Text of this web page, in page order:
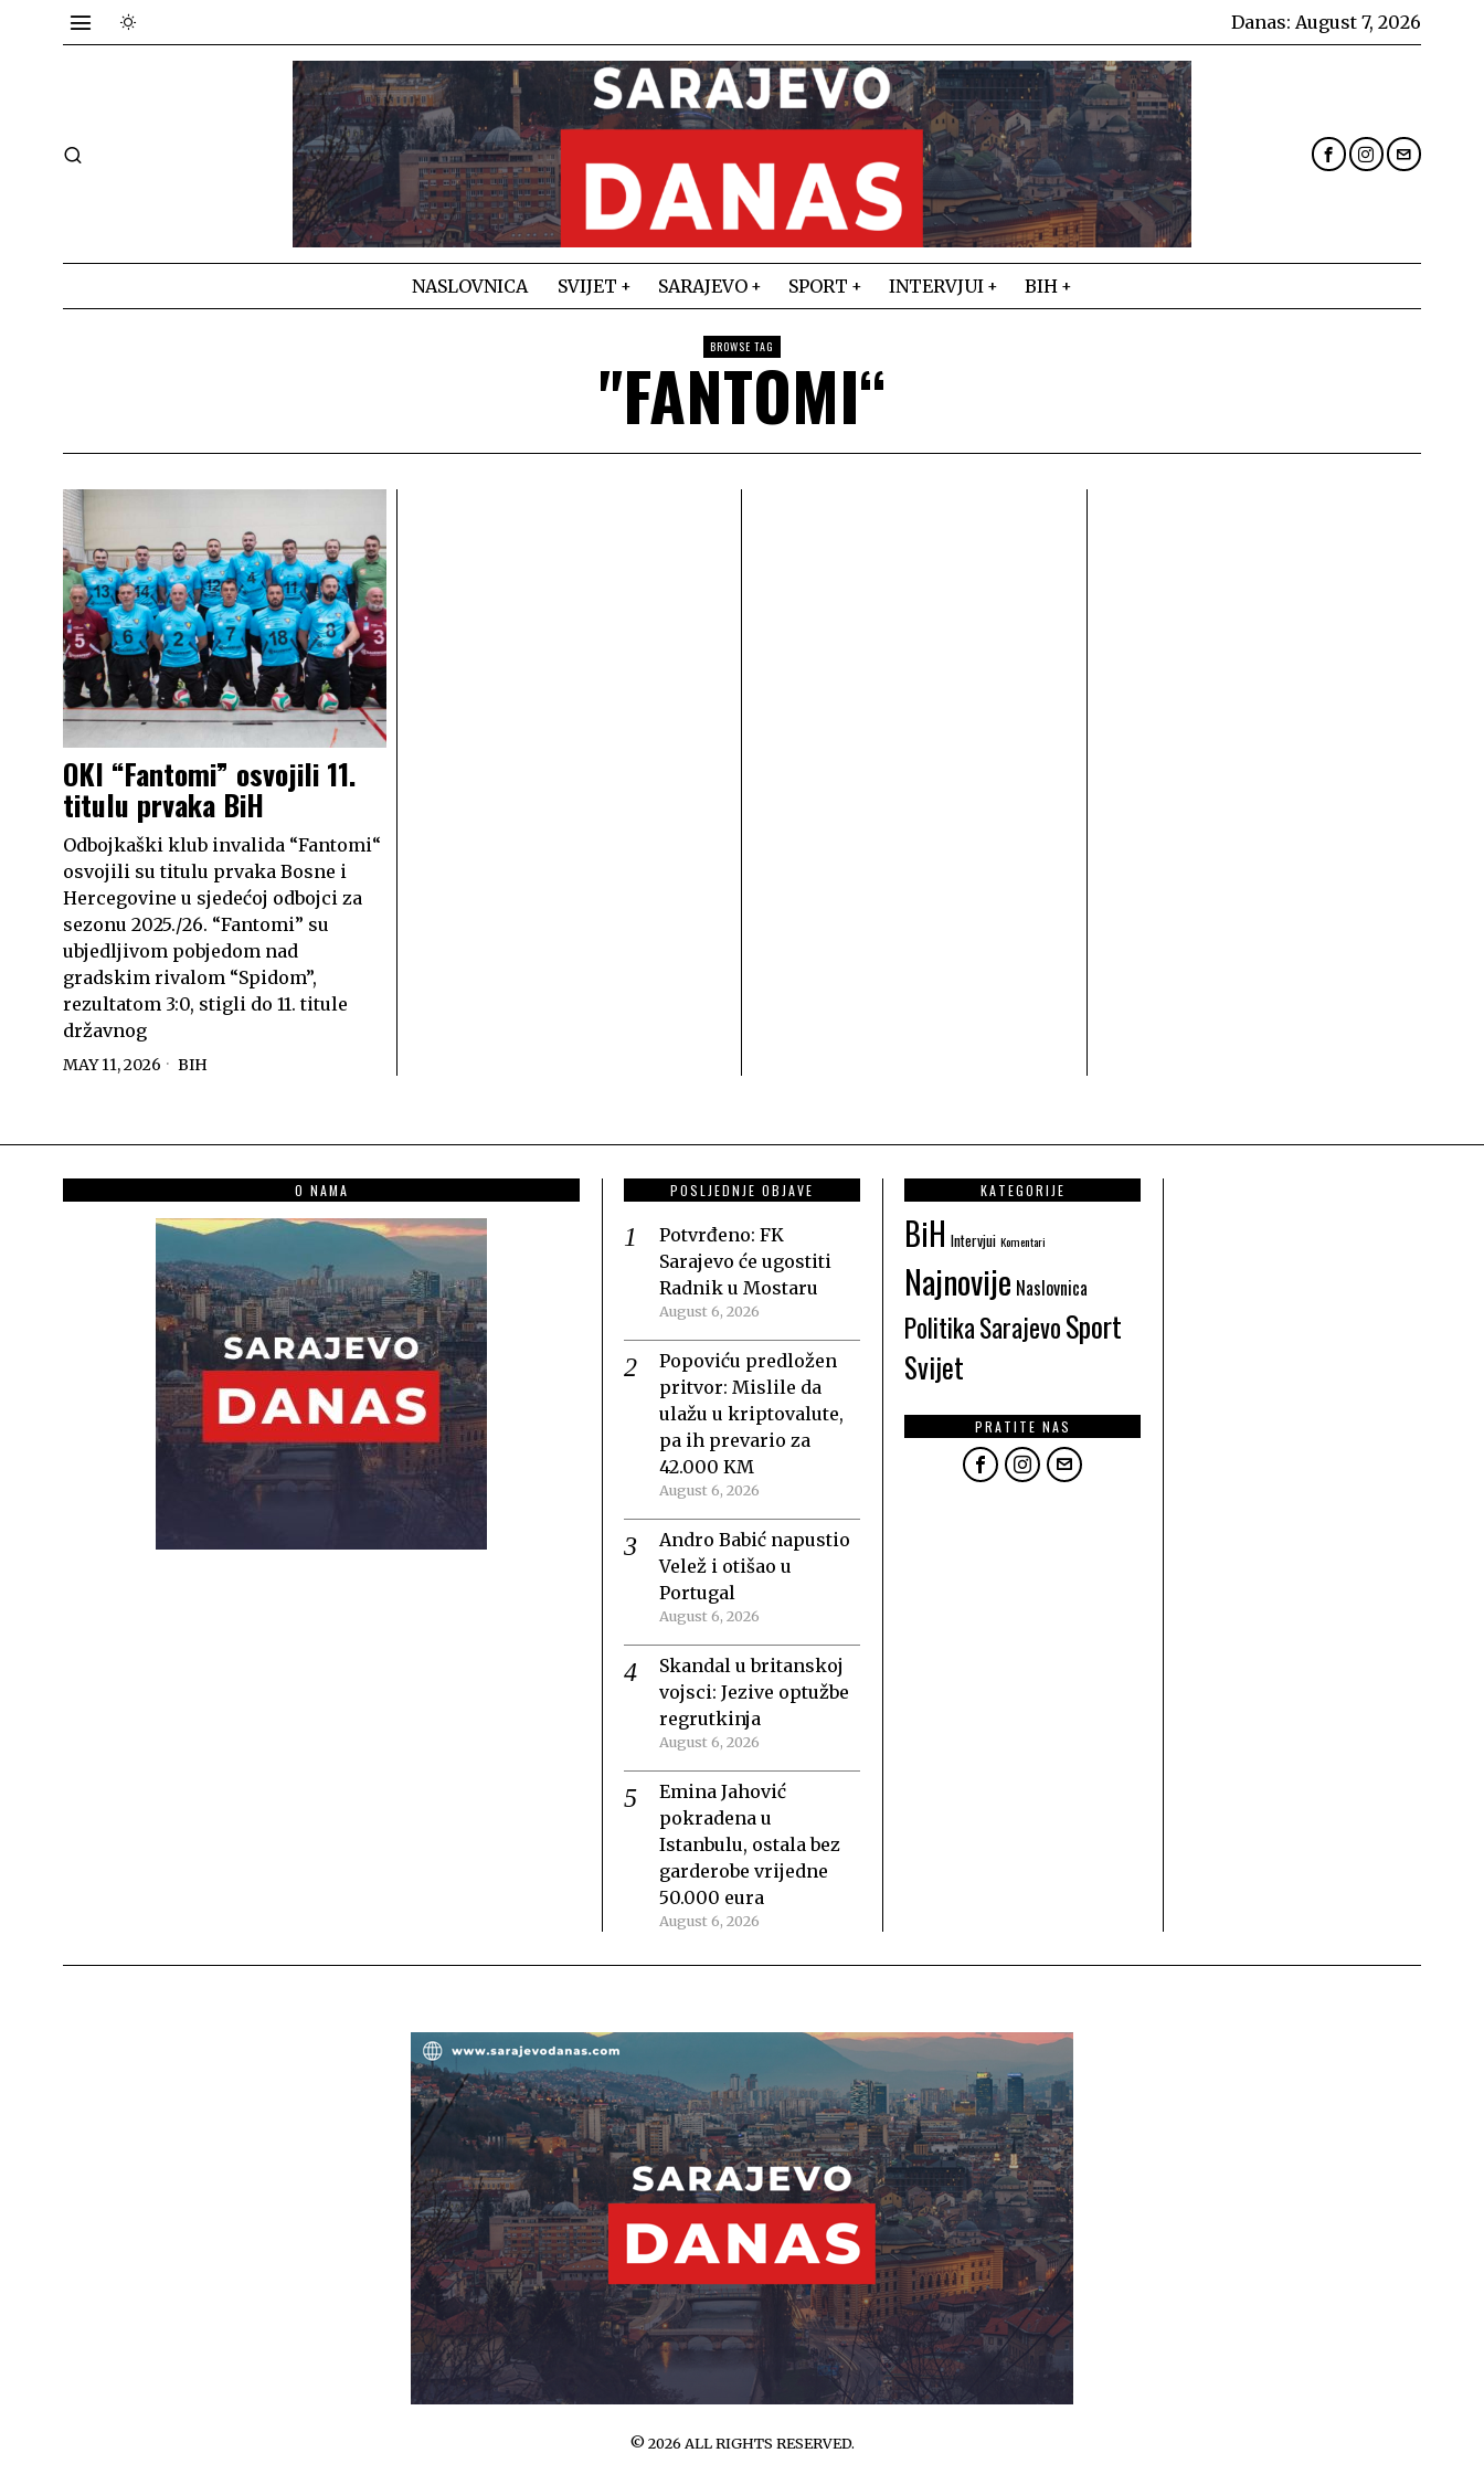
Danas: August 7, 2026
NASLOVNICA SVIJET SARAJEVO SPORT INTERVJUI BIH
BROWSE TAG
"FANTOMI“
OKI “Fantomi” osvojili 11.
titulu prvaka BiH
Odbojkaški klub invalida “Fantomi“
osvojili su titulu prvaka Bosne i
Hercegovine u sjedećoj odbojci za
sezonu 2025./26. “Fantomi” su
ubjedljivom pobjedom nad
gradskim rivalom “Spidom”,
rezultatom 3:0, stigli do 11. titule
državnog
MAY 11, 2026 BIH
O NAMA POSLJEDNJE OBJAVE
Potvrđeno: FK
Sarajevo će ugostiti
Radnik u Mostaru
August 6, 2026
Popoviću predložen
pritvor: Mislile da
ulažu u kriptovalute,
pa ih prevario za
42.000 KM
August 6, 2026
Andro Babić napustio
Velež i otišao u
Portugal
August 6, 2026
Skandal u britanskoj
vojsci: Jezive optužbe
regrutkinja
August 6, 2026
Emina Jahović
pokradena u
Istanbulu, ostala bez
garderobe vrijedne
50.000 eura
August 6, 2026
KATEGORIJE
BiH Intervjui Komentari
Najnovije Naslovnica
PolitikaSarajevoSport
Svijet
PRATITE NAS
©2026 ALL RIGHTS RESERVED.